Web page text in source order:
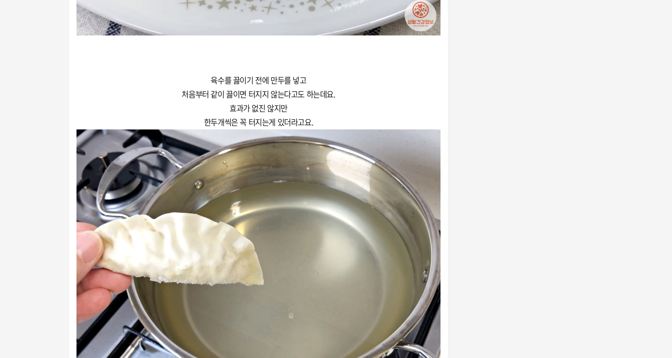
육수를 끓이기 전에 만두를 넣고
처음부터 같이 끓이면 터지지 않는다고도 하는데요.
효과가 없진 않지만
한두개씩은 꼭 터지는게 있더라고요.